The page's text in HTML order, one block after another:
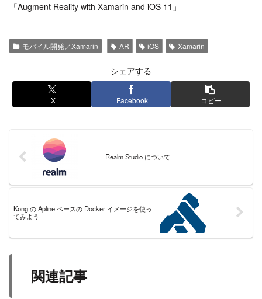
「Augment Reality with Xamarin and iOS 11」
モバイル開発／Xamarin AR iOS Xamarin
シェアする
X Facebook コピー
Realm Studio について
Kong の Apline ベースの Docker イメージを使っ
てみよう
関連記事